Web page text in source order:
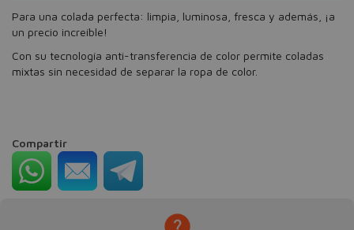
Para una colada perfecta: limpia, luminosa, fresca y además, ¡a
un precio increíble!
Con su tecnología anti-transferencia de color permite coladas
mixtas sin necesidad de separar la ropa de color.
Compartir